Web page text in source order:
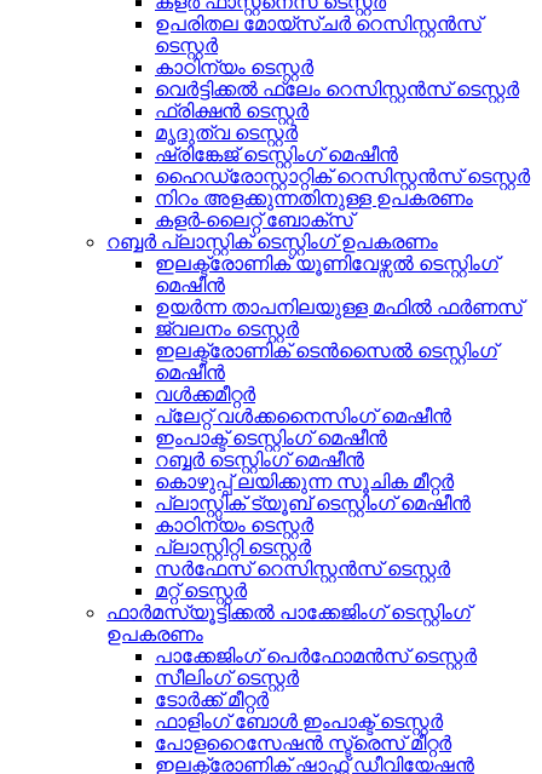
ഉപരിതല മോയ്സ്ചർ റെസിസ്റ്റൻസ്
ടെസ്റ്റർ
കാഠിന്യം ടെസ്റ്റർ
വെർട്ടിക്കൽ ഫ്ലേം റെസിസ്റ്റൻസ് ടെസ്റ്റർ
ഫ്രിക്ഷൻ ടെസ്റ്റർ
മൃദുത്വ ടെസ്റ്റർ
ഷ്രിങ്കേജ് ടെസ്റ്റിംഗ് മെഷീൻ
ഹൈഡ്രോസ്റ്റാറ്റിക് റെസിസ്റ്റൻസ് ടെസ്റ്റർ
നിറം അളക്കുന്നതിനുള്ള ഉപകരണം
കളർ-ലൈറ്റ് ബോക്സ്
റബ്ബർ പ്ലാസ്റ്റിക് ടെസ്റ്റിംഗ് ഉപകരണം
ഇലക്ട്രോണിക് യൂണിവേഴ്സൽ ടെസ്റ്റിംഗ്
മെഷീൻ
ഉയർന്ന താപനിലയുള്ള മഫിൽ ഫർണസ്
ജ്വലനം ടെസ്റ്റർ
ഇലക്ട്രോണിക് ടെൻസൈൽ ടെസ്റ്റിംഗ്
മെഷീൻ
വൾക്കമീറ്റർ
പ്ലേറ്റ് വൾക്കനൈസിംഗ് മെഷീൻ
ഇംപാക്ട് ടെസ്റ്റിംഗ് മെഷീൻ
റബ്ബർ ടെസ്റ്റിംഗ് മെഷീൻ
കൊഴുപ്പ് ലയിക്കുന്ന സൂചിക മീറ്റർ
പ്ലാസ്റ്റിക് ട്യൂബ് ടെസ്റ്റിംഗ് മെഷീൻ
കാഠിന്യം ടെസ്റ്റർ
പ്ലാസ്റ്റിറ്റി ടെസ്റ്റർ
സർഫേസ് റെസിസ്റ്റൻസ് ടെസ്റ്റർ
മറ്റ് ടെസ്റ്റർ
ഫാർമസ്യൂട്ടിക്കൽ പാക്കേജിംഗ് ടെസ്റ്റിംഗ്
ഉപകരണം
പാക്കേജിംഗ് പെർഫോമൻസ് ടെസ്റ്റർ
സീലിംഗ് ടെസ്റ്റർ
ടോർക്ക് മീറ്റർ
ഫാളിംഗ് ബോൾ ഇംപാക്ട് ടെസ്റ്റർ
പോളറൈസേഷൻ സ്ട്രെസ് മീറ്റർ
ഇലക്ട്രോണിക് ഷാഫ്റ്റ് ഡീവിയേഷൻ